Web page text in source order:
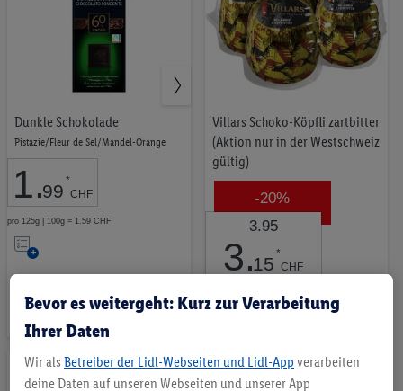
Dunkle Schokolade
Pistazie/Fleur de Sel/Mandel-Orange
1.99 *
CHF
pro 125g | 100g = 1.59 CHF
Auf
die
Merkliste
Villars Schoko-Köpfli zartbitter
(Aktion nur in der Westschweiz
gültig)
-20%
3.95
3.15 *
CHF
Auf
Merkliste
Bevor es weitergeht: Kurz zur Verarbeitung
Ihrer Daten
Wir als Betreiber der Lidl-Webseiten und Lidl-App verarbeiten
deine Daten auf unseren Webseiten und unserer App